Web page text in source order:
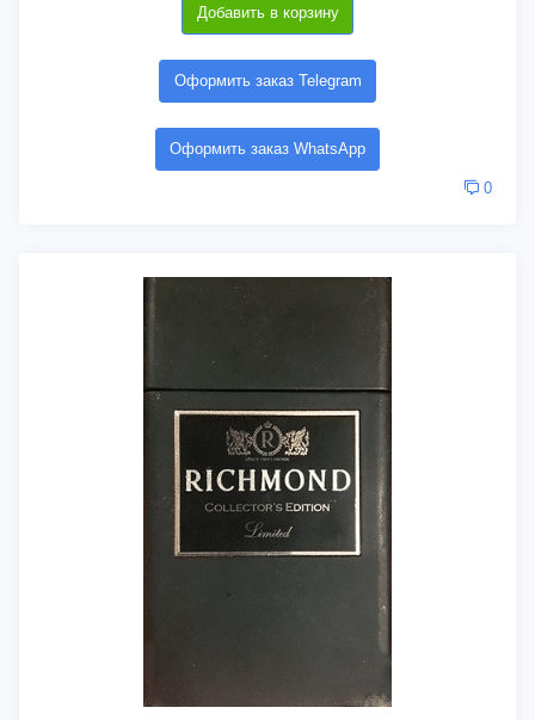
Добавить в корзину
Оформить заказ Telegram
Оформить заказ WhatsApp
0